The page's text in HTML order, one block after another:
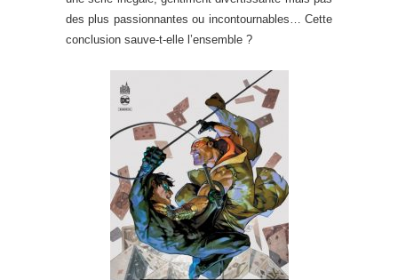
des plus passionnantes ou incontournables… Cette
conclusion sauve-t-elle l’ensemble ?